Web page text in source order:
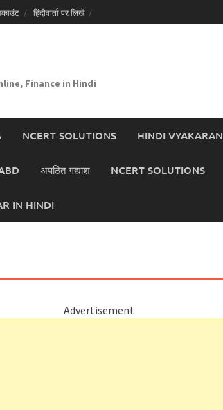
हिंदीवार्ता पर लिखें
Finance in Hindi
NCERT SOLUTIONS HINDI VYAKARAN
अपठित गद्यांश NCERT SOLUTIONS
IN HINDI
Advertisement